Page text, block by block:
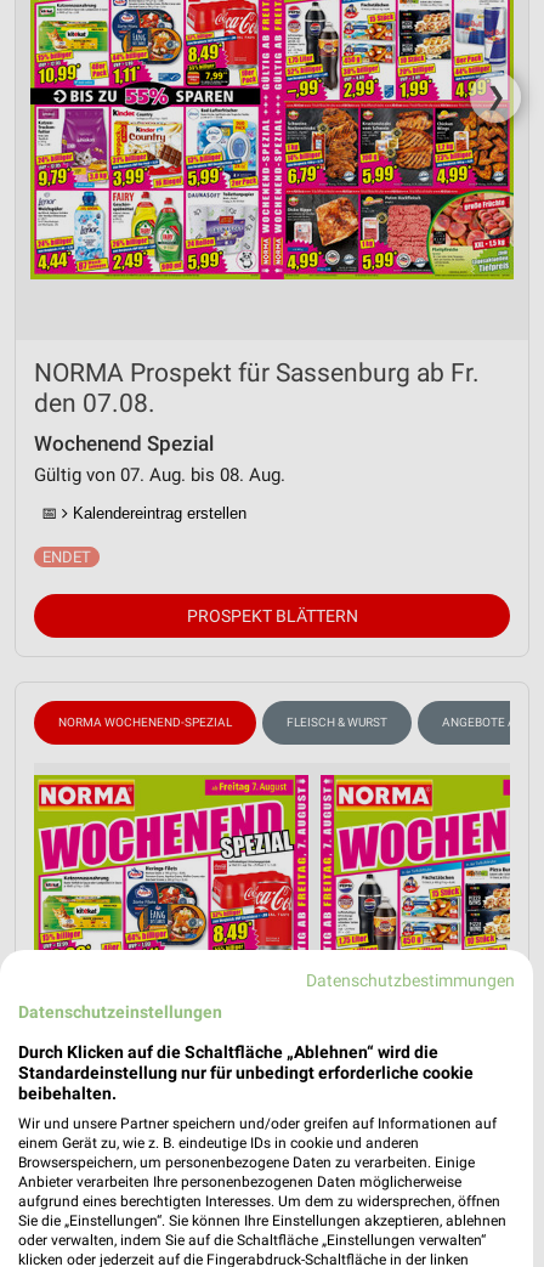
❯
NORMA Prospekt für Sassenburg ab Fr.
den 07.08.
Wochenend Spezial
Gültig von 07. Aug. bis 08. Aug.
📅 Kalendereintrag erstellen
PROSPEKT BLÄTTERN
NORMA WOCHENEND-SPEZIAL FLEISCH & WURST ANGEBOTE AB
Datenschutzbestimmungen
Datenschutzeinstellungen
Durch Klicken auf die Schaltfläche „Ablehnen“ wird die
Standardeinstellung nur für unbedingt erforderliche cookie
beibehalten.
Wir und unsere Partner speichern und/oder greifen auf Informationen auf
einem Gerät zu, wie z. B. eindeutige IDs in cookie und anderen
Browserspeichern, um personenbezogene Daten zu verarbeiten. Einige
Anbieter verarbeiten Ihre personenbezogenen Daten möglicherweise
aufgrund eines berechtigten Interesses. Um dem zu widersprechen, öffnen
Sie die „Einstellungen“. Sie können Ihre Einstellungen akzeptieren, ablehnen
oder verwalten, indem Sie auf die Schaltfläche „Einstellungen verwalten“
klicken oder jederzeit auf die Fingerabdruck-Schaltfläche in der linken